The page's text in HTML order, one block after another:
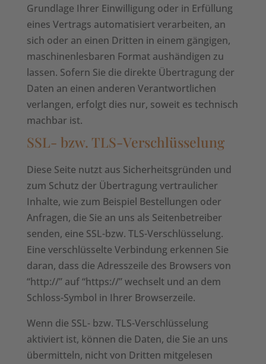
Grundlage Ihrer Einwilligung oder in Erfüllung
eines Vertrags automatisiert verarbeiten, an
sich oder an einen Dritten in einem gängigen,
maschinenlesbaren Format aushändigen zu
lassen. Sofern Sie die direkte Übertragung der
Daten an einen anderen Verantwortlichen
verlangen, erfolgt dies nur, soweit es technisch
machbar ist.
SSL- bzw. TLS-Verschlüsselung
Diese Seite nutzt aus Sicherheitsgründen und
zum Schutz der Übertragung vertraulicher
Inhalte, wie zum Beispiel Bestellungen oder
Anfragen, die Sie an uns als Seitenbetreiber
senden, eine SSL-bzw. TLS-Verschlüsselung.
Eine verschlüsselte Verbindung erkennen Sie
daran, dass die Adresszeile des Browsers von
“http://” auf “https://” wechselt und an dem
Schloss-Symbol in Ihrer Browserzeile.
Wenn die SSL- bzw. TLS-Verschlüsselung
aktiviert ist, können die Daten, die Sie an uns
übermitteln, nicht von Dritten mitgelesen